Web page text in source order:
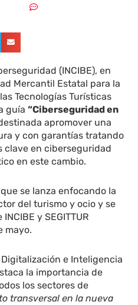
(INCIBE), en
Mercantil Estatal para la
Tecnologías Turísticas
guía“Ciberseguridad en
apromover una
y con garantías tratando
clave en ciberseguridad
en este cambio.
se lanza enfocando la
del turismo y ocio y se
y SEGITTUR
mayo.
e Inteligencia
la importancia de
los sectores de
transversal en la nueva